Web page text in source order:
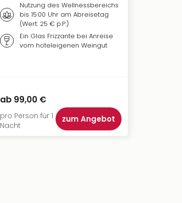
Nutzung des Wellnessbereichs
bis 15:00 Uhr am Abreisetag
(Wert: 25 € p.P.)
Ein Glas Frizzante bei Anreise
vom hoteleigenen Weingut
ab 99,00 €
pro Person für 1
Nacht
zum Angebot